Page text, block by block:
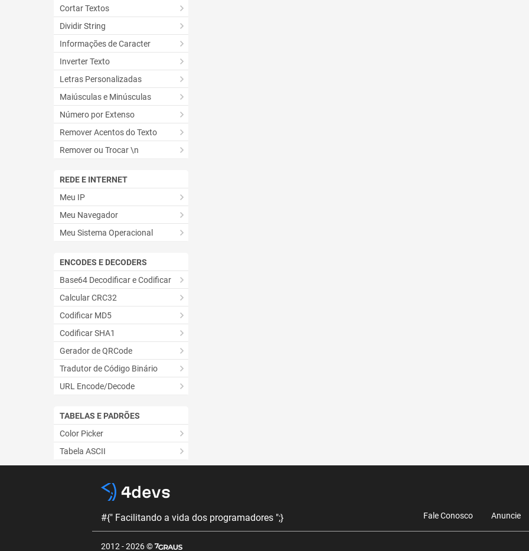
Cortar Textos
Dividir String
Informações de Caracter
Inverter Texto
Letras Personalizadas
Maiúsculas e Minúsculas
Número por Extenso
Remover Acentos do Texto
Remover ou Trocar \n
REDE E INTERNET
Meu IP
Meu Navegador
Meu Sistema Operacional
ENCODES E DECODERS
Base64 Decodificar e Codificar
Calcular CRC32
Codificar MD5
Codificar SHA1
Gerador de QRCode
Tradutor de Código Binário
URL Encode/Decode
TABELAS E PADRÕES
Color Picker
Tabela ASCII
#{" Facilitando a vida dos programadores ";} Anuncie
Fale Conosco
2012 - 2026 ©